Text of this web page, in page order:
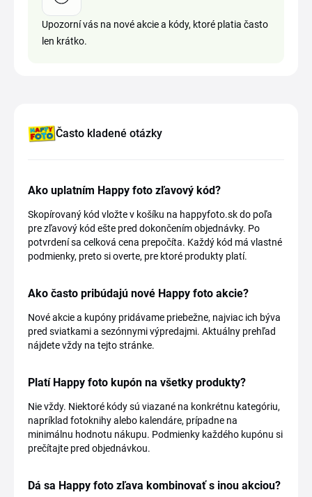
Upozorní vás na nové akcie a kódy, ktoré platia často
len krátko.
Často kladené otázky
Ako uplatním Happy foto zľavový kód?
Skopírovaný kód vložte v košíku na happyfoto.sk do poľa
pre zľavový kód ešte pred dokončením objednávky. Po
potvrdení sa celková cena prepočíta. Každý kód má vlastné
podmienky, preto si overte, pre ktoré produkty platí.
Ako často pribúdajú nové Happy foto akcie?
Nové akcie a kupóny pridávame priebežne, najviac ich býva
pred sviatkami a sezónnymi výpredajmi. Aktuálny prehľad
nájdete vždy na tejto stránke.
Platí Happy foto kupón na všetky produkty?
Nie vždy. Niektoré kódy sú viazané na konkrétnu kategóriu,
napríklad fotoknihy alebo kalendáre, prípadne na
minimálnu hodnotu nákupu. Podmienky každého kupónu si
prečítajte pred objednávkou.
Dá sa Happy foto zľava kombinovať s inou akciou?